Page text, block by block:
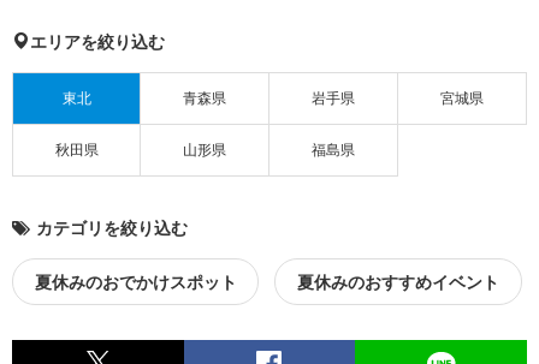
エリアを絞り込む
東北 青森県 岩手県 宮城県
秋田県 山形県 福島県
カテゴリを絞り込む
夏休みのおでかけスポット 夏休みのおすすめイベント